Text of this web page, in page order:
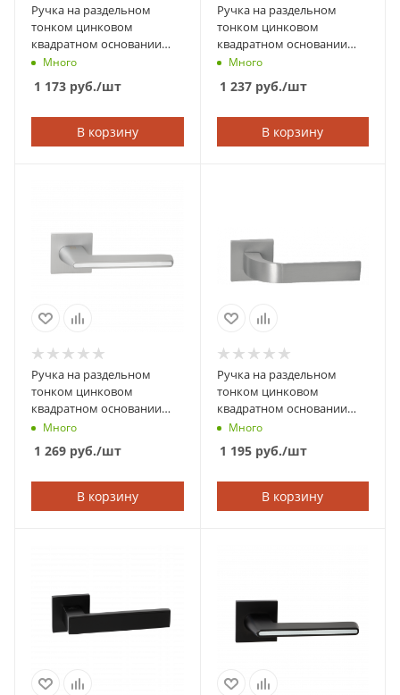
Ручка на раздельном
тонком цинковом
квадратном основании
ABRISS 21.170 MBP
Много
1 173 руб./шт
В корзину
Ручка на раздельном
тонком цинковом
квадратном основании
ABRISS 21.150 MBP
Много
1 237руб./шт
В корзину
Ручка на раздельном
тонком цинковом
квадратном основании
ABRISS 21.190 MCP/WH
(Матовый хром/Белая
вставка)
Много
1 269 руб./шт
В корзину
Ручка на раздельном
тонком цинковом
квадратном основании
ABRISS 21.170 MCP
(Матовый хром)
Много
1 195руб./шт
В корзину